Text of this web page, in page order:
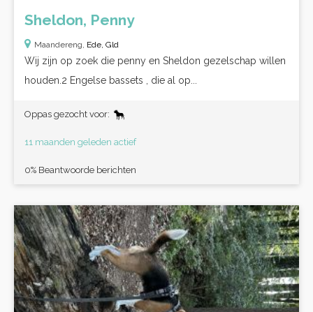
Sheldon, Penny
Maandereng, Ede, Gld
Wij zijn op zoek die penny en Sheldon gezelschap willen
houden.2 Engelse bassets , die al op...
Oppas gezocht voor:
11 maanden geleden actief
0% Beantwoorde berichten